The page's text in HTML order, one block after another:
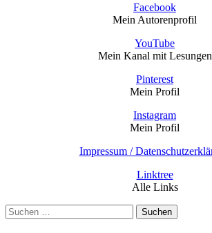
Facebook
Mein Autorenprofil
YouTube
Mein Kanal mit Lesungen
Pinterest
Mein Profil
Instagram
Mein Profil
Impressum /
Linktree
Alle Links
Suchen
nach: